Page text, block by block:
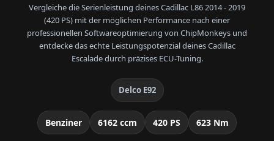
Vergleiche die Serienleistung deines Cadillac L86 2014 - 2019
(420 PS) mit der möglichen Performance nach einer
professionellen Softwareoptimierung von ChipMonkeys und
entdecke das echte Leistungspotenzial deines Cadillac
Escalade durch präzises ECU-Tuning.
Delco E92
Benziner 6162 ccm 420 PS 623 Nm